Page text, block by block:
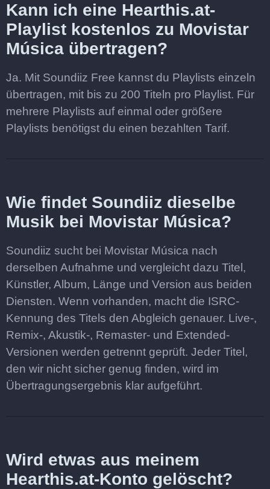
Kann ich eine Hearthis.at-
Playlist kostenlos zu Movistar
Música übertragen?
Ja. Mit Soundiiz Free kannst du Playlists einzeln
übertragen, mit bis zu 200 Titeln pro Playlist. Für
mehrere Playlists auf einmal oder größere
Playlists benötigst du einen bezahlten Tarif.
Wie findet Soundiiz dieselbe
Musik bei Movistar Música?
Soundiiz sucht bei Movistar Música nach
derselben Aufnahme und vergleicht dazu Titel,
Künstler, Album, Länge und Version aus beiden
Diensten. Wenn vorhanden, macht die ISRC-
Kennung des Titels den Abgleich genauer. Live-,
Remix-, Akustik-, Remaster- und Extended-
Versionen werden getrennt geprüft. Jeder Titel,
den wir nicht sicher genug finden, wird im
Übertragungsergebnis klar aufgeführt.
Wird etwas aus meinem
Hearthis.at-Konto gelöscht?